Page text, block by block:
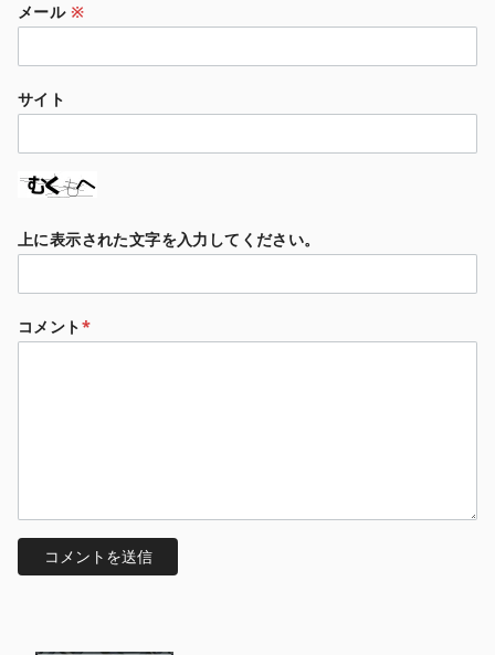
メール ※
サイト
上に表示された文字を入力してください。
コメント*